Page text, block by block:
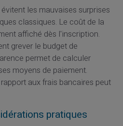
les mauvaises surprises
classiques. Le coût de la
affiché dès l'inscription.
grever le budget de
permet de calculer
moyens de paiement.
aux frais bancaires peut
pratiques